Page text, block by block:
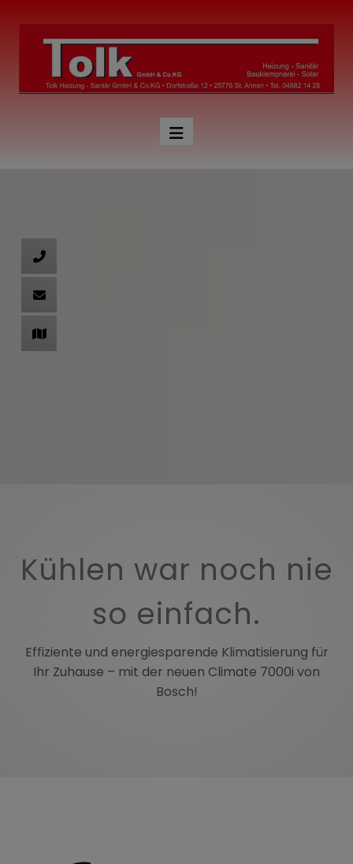
Kühlen war noch nie
so einfach.
Effiziente und energiesparende Klimatisierung für
Ihr Zuhause – mit der neuen Climate 7000i von
Bosch!
und schließen